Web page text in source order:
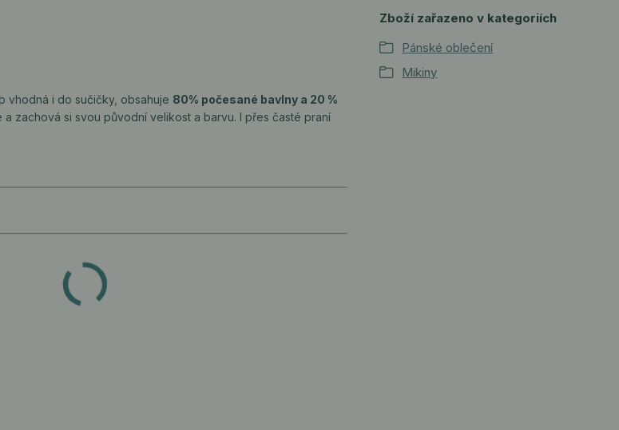
vhodná i do sučičky, obsahuje 80% počesané bavlny a 20 %
zachová si svou původní velikost a barvu. I přes časté praní
Zboží zařazeno v kategoriích
Pánské oblečení
Mikiny